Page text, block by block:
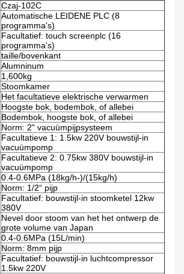
Czaj-102C
Automatische LEIDENE PLC (8
programma's)
Facultatief: touch screenplc (16
programma's)
taille/bovenkant
Alumninum
1,600kg
Stoomkamer
Het facultatieve elektrische verwarmen
Hoogste bok, bodembok, of allebei
Bodembok, hoogste bok, of allebei
Norm: 2“ vacuümpijpsysteem
Facultatieve 1: 1.5kw 220V bouwstijl-in
vacuümpomp
Facultatieve 2: 0.75kw 380V bouwstijl-in
vacuümpomp
0.4-0.6MPa (18kg/h-)/(15kg/h)
Norm: 1/2“ pijp
Facultatief: bouwstijl-in stoomketel 12kw
380V
Nevel door stoom van het het ontwerp de
grote volume van Japan
0.4-0.6MPa (15L/min)
Norm: 8mm pijp
Facultatief: bouwstijl-in luchtcompressor
1.5kw 220V